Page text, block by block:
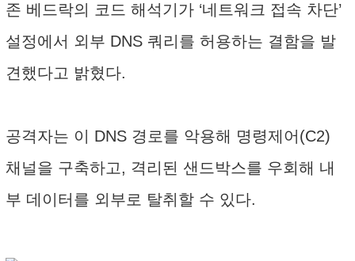
존 베드락의 코드 해석기가 ‘네트워크 접속 차단’
설정에서 외부 DNS 쿼리를 허용하는 결함을 발
견했다고 밝혔다.
공격자는 이 DNS 경로를 악용해 명령제어(C2)
채널을 구축하고, 격리된 샌드박스를 우회해 내
부 데이터를 외부로 탈취할 수 있다.